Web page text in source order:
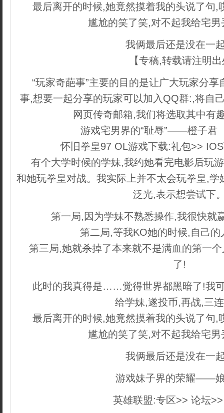
最后离开的时候,她竟然摸着我的头说了句,
尴尬的笑了笑,对不起我给宅
我俩最后还是没在
【专稿,转载请注明
“玩家奇葩事”主要的目的是让广大玩家分
事,想要一起分享的玩家可以加入QQ群:,将自
网页传奇邮箱,我们将选取其中有
游戏宅男界的“耻辱”——橙子君
怀旧拳皇97 OL游戏下载:礼包>>
有个大学时候的学妹,我约她看完电影后玩
和她玩拳皇对战。我实际上并不太会玩拳皇,
泛光,表示想尝试下
第一局,因为学妹不熟悉操作,我很快就
第二局,等我KO她的时候,自己的
第三局,她就杀掉了本来就不是满血的第一
了!
此时的我真得是……觉得世界都黑暗了!我
给学妹,遂投币,再战,三
最后离开的时候,她竟然摸着我的头说了句,
尴尬的笑了笑,对不起我给宅
我俩最后还是没在
游戏妹子界的荣耀——
英雄联盟:专区>> 论坛